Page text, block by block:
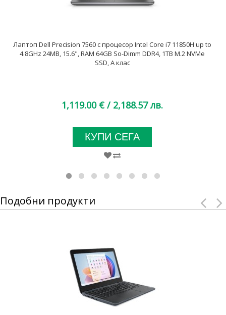
Лаптоп Dell Precision 7560 с процесор Intel Core i7 11850H up to
4.8GHz 24MB, 15.6", RAM 64GB So-Dimm DDR4, 1TB M.2 NVMe
SSD, A клас
1,119.00 € / 2,188.57 лв.
КУПИ СЕГА
Подобни продукти